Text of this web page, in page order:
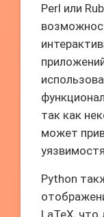
Perl или
так как
может
Python
LaTeX,